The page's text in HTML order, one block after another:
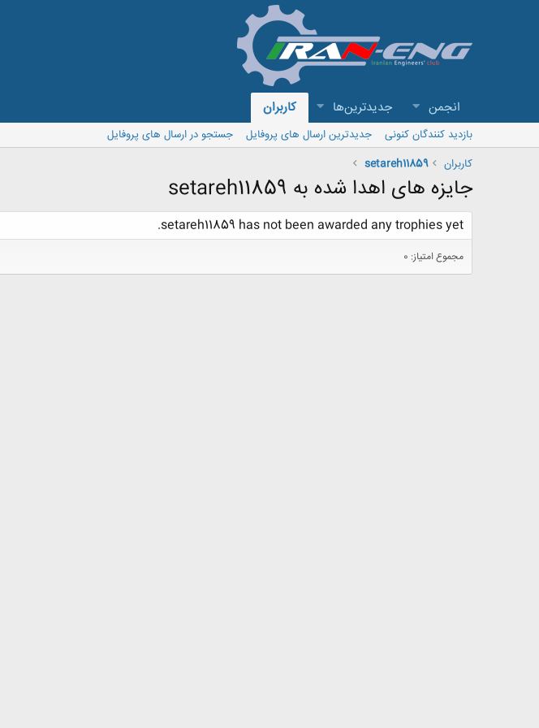
انجمن جدیدترین‌ها کاربران
بازدید کنندگان کنونی جدیدترین ارسال های پروفایل
جستجو در ارسال های پروفایل
کاربران
setareh11859
جایزه های اهدا شده به setareh11859
setareh11859 has not been awarded any trophies yet.
مجموع امتیاز: 0